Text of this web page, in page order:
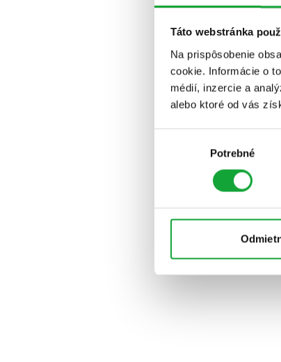
Táto webstránka
Na prispôsobenie
cookie. Informácie o
médií, inzercie a
alebo ktoré od vás
Potrebné